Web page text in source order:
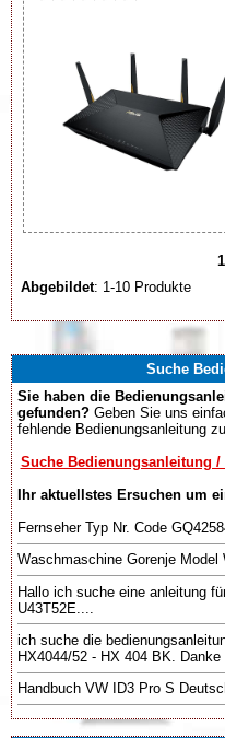
1
Abgebildet: 1-10 Produkte
Suche
Sie haben die
gefunden? Geben Sie uns
fehlende Bedienungsanleitung
Suche Bedienungsanleitung
Ihr aktuellstes Ersuchen um
Fernseher Typ Nr. Code
Waschmaschine Gorenje
Hallo ich suche eine anleitung
U43T52E....
ich suche die
HX4044/52 - HX 404 BK. Danke
Handbuch VW ID3 Pro S